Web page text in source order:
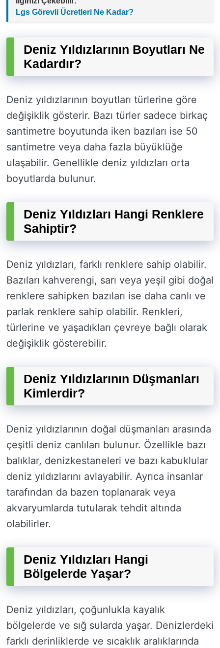
Lgs Görevli Ücretleri Ne Kadar?
Deniz Yıldızlarının Boyutları Ne
Kadardır?
Deniz yıldızlarının boyutları türlerine göre
değişiklik gösterir. Bazı türler sadece birkaç
santimetre boyutunda iken bazıları ise 50
santimetre veya daha fazla büyüklüğe
ulaşabilir. Genellikle deniz yıldızları orta
boyutlarda bulunur.
Deniz Yıldızları Hangi Renklere
Sahiptir?
Deniz yıldızları, farklı renklere sahip olabilir.
Bazıları kahverengi, sarı veya yeşil gibi doğal
renklere sahipken bazıları ise daha canlı ve
parlak renklere sahip olabilir. Renkleri,
türlerine ve yaşadıkları çevreye bağlı olarak
değişiklik gösterebilir.
Deniz Yıldızlarının Düşmanları
Kimlerdir?
Deniz yıldızlarının doğal düşmanları arasında
çeşitli deniz canlıları bulunur. Özellikle bazı
balıklar, denizkestaneleri ve bazı kabuklular
deniz yıldızlarını avlayabilir. Ayrıca insanlar
tarafından da bazen toplanarak veya
akvaryumlarda tutularak tehdit altında
olabilirler.
Deniz Yıldızları Hangi
Bölgelerde Yaşar?
Deniz yıldızları, çoğunlukla kayalık
bölgelerde ve sığ sularda yaşar. Denizlerdeki
farklı derinliklerde ve sıcaklık aralıklarında